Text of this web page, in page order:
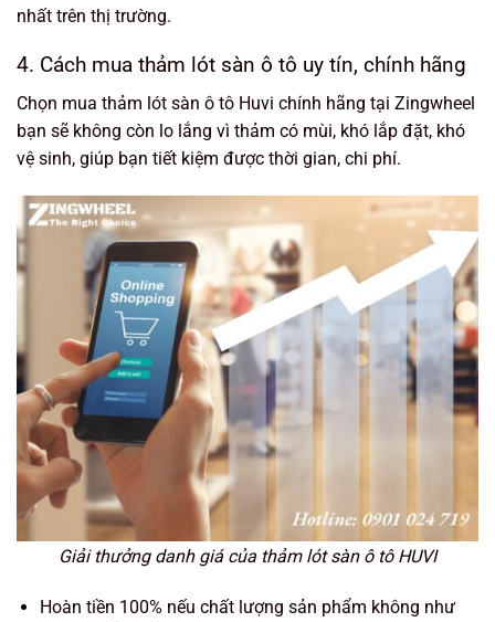
nhất trên thị trường.
4. Cách mua thảm lót sàn ô tô uy tín, chính hãng
Chọn mua thảm lót sàn ô tô Huvi chính hãng tại Zingwheel
bạn sẽ không còn lo lắng vì thảm có mùi, khó lắp đặt, khó
vệ sinh, giúp bạn tiết kiệm được thời gian, chi phí.
Giải thưởng danh giá của thảm lót sàn ô tô HUVI
Hoàn tiền 100% nếu chất lượng sản phẩm không như